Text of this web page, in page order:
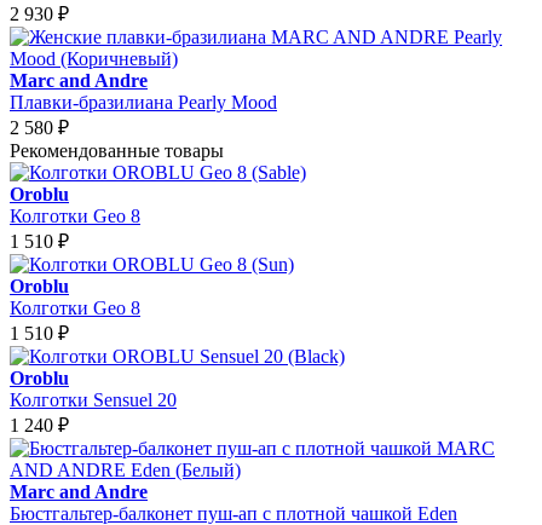
2 930 ₽
Marc and Andre
Плавки-бразилиана Pearly Mood
2 580 ₽
Рекомендованные товары
Oroblu
Колготки Geo 8
1 510 ₽
Oroblu
Колготки Geo 8
1 510 ₽
Oroblu
Колготки Sensuel 20
1 240 ₽
Marc and Andre
Бюстгальтер-балконет пуш-ап с плотной чашкой Eden